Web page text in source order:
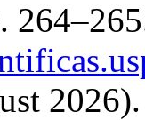
2026).